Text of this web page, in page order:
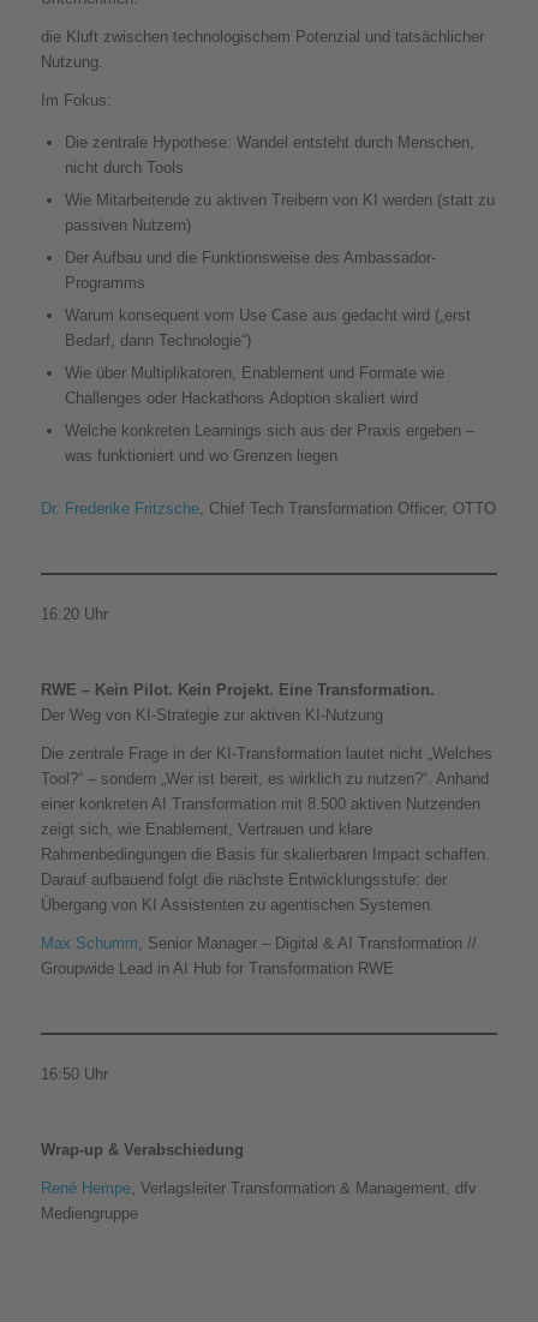
die Kluft zwischen technologischem Potenzial und tatsächlicher
Nutzung.
Im Fokus:
Die zentrale Hypothese: Wandel entsteht durch Menschen,
nicht durch Tools
Wie Mitarbeitende zu aktiven Treibern von KI werden (statt zu
passiven Nutzern)
Der Aufbau und die Funktionsweise des Ambassador-
Programms
Warum konsequent vom Use Case aus gedacht wird („erst
Bedarf, dann Technologie“)
Wie über Multiplikatoren, Enablement und Formate wie
Challenges oder Hackathons Adoption skaliert wird
Welche konkreten Learnings sich aus der Praxis ergeben –
was funktioniert und wo Grenzen liegen
Dr. Frederike Fritzsche, Chief Tech Transformation Officer, OTTO
16:20 Uhr
RWE – Kein Pilot. Kein Projekt. Eine Transformation.
Der Weg von KI-Strategie zur aktiven KI-Nutzung
Die zentrale Frage in der KI-Transformation lautet nicht „Welches
Tool?“ – sondern „Wer ist bereit, es wirklich zu nutzen?“. Anhand
einer konkreten AI Transformation mit 8.500 aktiven Nutzenden
zeigt sich, wie Enablement, Vertrauen und klare
Rahmenbedingungen die Basis für skalierbaren Impact schaffen.
Darauf aufbauend folgt die nächste Entwicklungsstufe: der
Übergang von KI Assistenten zu agentischen Systemen.
Max Schumm, Senior Manager – Digital & AI Transformation //
Groupwide Lead in AI Hub for Transformation RWE
16:50 Uhr
Wrap-up & Verabschiedung
René Hempe, Verlagsleiter Transformation & Management, dfv
Mediengruppe